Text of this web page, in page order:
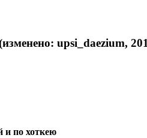
upsi_daezium,
и по хоткею